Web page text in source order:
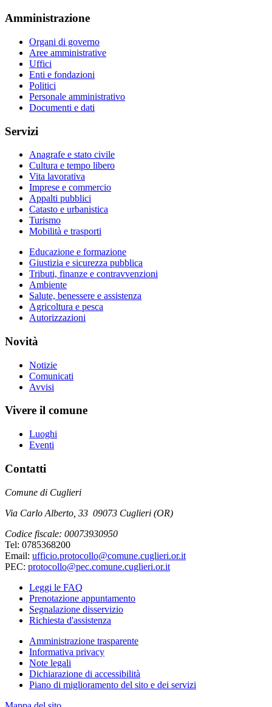
Amministrazione
Organi di governo
Aree amministrative
Uffici
Enti e fondazioni
Politici
Personale amministrativo
Documenti e dati
Servizi
Anagrafe e stato civile
Cultura e tempo libero
Vita lavorativa
Imprese e commercio
Appalti pubblici
Catasto e urbanistica
Turismo
Mobilità e trasporti
Educazione e formazione
Giustizia e sicurezza pubblica
Tributi, finanze e contravvenzioni
Ambiente
Salute, benessere e assistenza
Agricoltura e pesca
Autorizzazioni
Novità
Notizie
Comunicati
Avvisi
Vivere il comune
Luoghi
Eventi
Contatti
Comune di Cuglieri
Via Carlo Alberto, 33 09073 Cuglieri (OR)
Codice fiscale: 00073930950
Tel: 0785368200
Email: ufficio.protocollo@comune.cuglieri.or.it
PEC: protocollo@pec.comune.cuglieri.or.it
Leggi le FAQ
Prenotazione appuntamento
Segnalazione disservizio
Richiesta d'assistenza
Amministrazione trasparente
Informativa privacy
Note legali
Dichiarazione di accessibilità
Piano di miglioramento del sito e dei servizi